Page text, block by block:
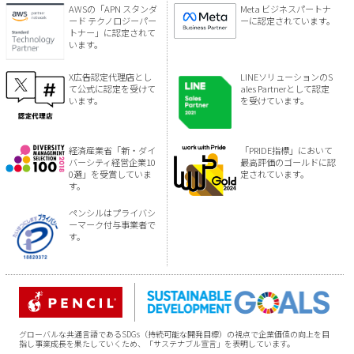
AWSの「APN スタンダ
ード テクノロジーパー
トナー」に認定されて
います。
Meta ビジネスパートナ
ーに認定されています。
X広告認定代理店とし
て公式に認定を受けて
います。
LINEソリューションのS
ales Partnerとして認定
を受けています。
経済産業省「新・ダイ
バーシティ経営企業10
0選」を受賞していま
す。
「PRIDE指標」において
最高評価のゴールドに認
定されています。
ペンシルはプライバシ
ーマーク付与事業者で
す。
グローバルな共通言語であるSDGs（持続可能な開発目標）の視点で企業価値の向上を目
指し事業成長を果たしていくため、「サステナブル宣言」を表明しています。